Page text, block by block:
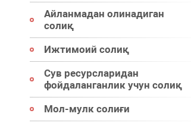
Айланмадан олинадиган
солиқ
Ижтимоий солиқ
Сув ресурсларидан
фойдаланганлик учун солиқ
Мол-мулк солиғи